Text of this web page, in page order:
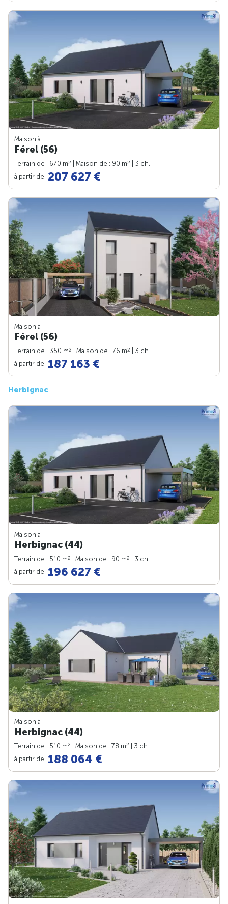
Maison à
Férel (56)
Terrain de : 670 m2 | Maison de : 90 m2
| 3 ch.
à partir de 207 627 €
Maison à
Férel (56)
Terrain de : 350 m2 | Maison de : 76 m2
| 3 ch.
à partir de 187 163 €
Herbignac
Maison à
Herbignac (44)
Terrain de : 510 m2 | Maison de : 90 m2
| 3 ch.
à partir de 196 627 €
Maison à
Herbignac (44)
Terrain de : 510 m2 | Maison de : 78 m2
| 3 ch.
à partir de 188 064 €